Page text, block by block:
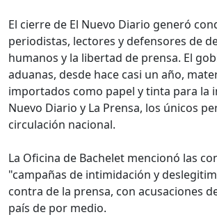
El cierre de El Nuevo Diario generó
periodistas, lectores y defensores de
humanos y la libertad de prensa. El
aduanas, desde hace casi un año,
importados como papel y tinta para la
Nuevo Diario y La Prensa, los únicos
circulación nacional.
La Oficina de Bachelet mencionó las
"campañas de intimidación y
contra de la prensa, con acusaciones
país de por medio.